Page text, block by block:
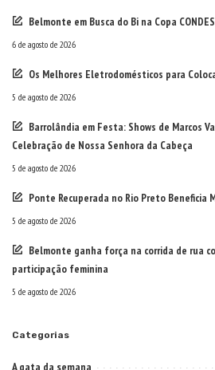
Belmonte em Busca do Bi na Copa
6 de agosto de 2026
Os Melhores Eletrodomésticos para
5 de agosto de 2026
Barrolândia em Festa: Shows de Marcos
Celebração de Nossa Senhora da Cabeça
5 de agosto de 2026
Ponte Recuperada no Rio Preto Beneficia
5 de agosto de 2026
Belmonte ganha força na corrida de rua
participação feminina
5 de agosto de 2026
Categorias
A gata da semana